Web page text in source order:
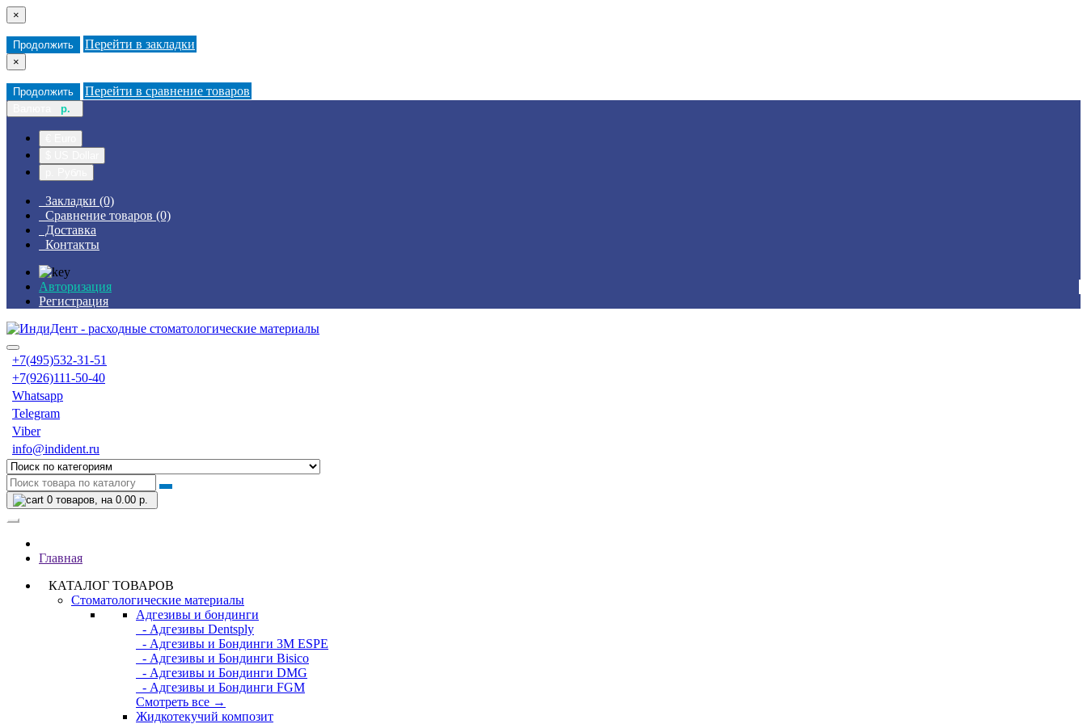
×
Продолжить Перейти в закладки
×
Продолжить Перейти в сравнение товаров
р.
Закладки (0)
Сравнение товаров (0)
Доставка
Контакты
Авторизация
Регистрация
+7(495)532-31-51
+7(926)111-50-40
Whatsapp
Telegram
Viber
info@indident.ru
0 товаров, на 0.00 р.
Главная
КАТАЛОГ ТОВАРОВ
Стоматологические материалы
Адгезивы и бондинги
- Адгезивы Dentsply
- Адгезивы и Бондинги 3M ESPE
- Адгезивы и Бондинги Bisico
- Адгезивы и Бондинги DMG
- Адгезивы и Бондинги FGM
Смотреть все →
Жидкотекучий композит